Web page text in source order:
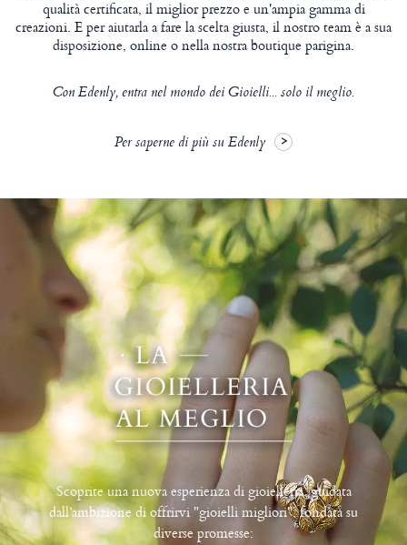
qualità certificata, il miglior prezzo e un'ampia gamma di
creazioni. E per aiutarla a fare la scelta giusta, il nostro team è a sua
disposizione, online o nella nostra boutique parigina.
Con Edenly, entra nel mondo dei Gioielli... solo il meglio.
Per saperne di più su Edenly
Scoprite una nuova esperienza di gioielleria, guidata
dall’ambizione di offrirvi "gioielli migliori", fondata su
diverse promesse: